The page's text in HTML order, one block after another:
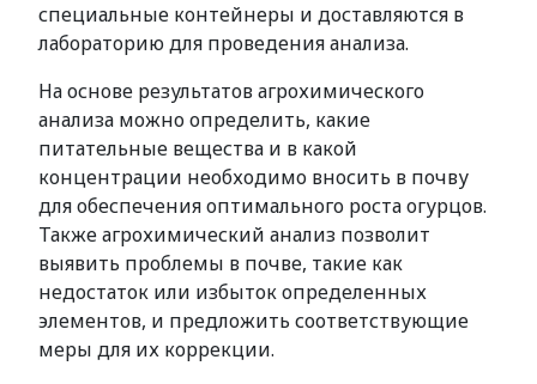
специальные контейнеры и доставляются в
лабораторию для проведения анализа.
На основе результатов агрохимического
анализа можно определить, какие
питательные вещества и в какой
концентрации необходимо вносить в почву
для обеспечения оптимального роста огурцов.
Также агрохимический анализ позволит
выявить проблемы в почве, такие как
недостаток или избыток определенных
элементов, и предложить соответствующие
меры для их коррекции.